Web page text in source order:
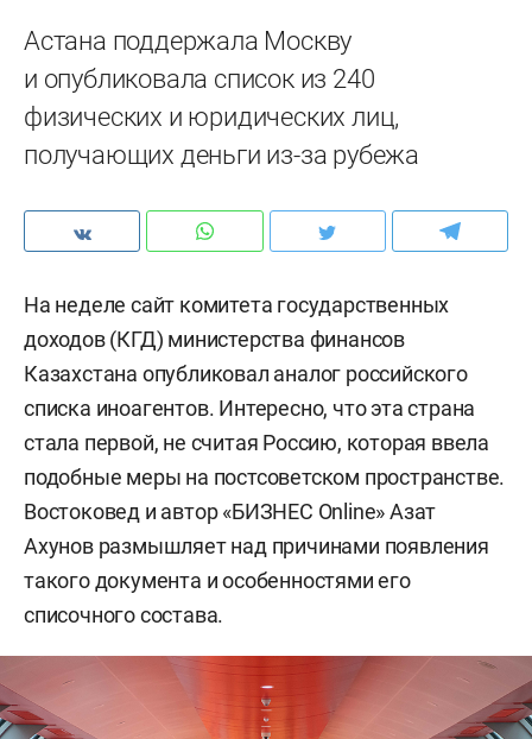
Астана поддержала Москву
и опубликовала список из 240
физических и юридических лиц,
получающих деньги из-за рубежа
На неделе сайт комитета государственных
доходов (КГД) министерства финансов
Казахстана опубликовал аналог российского
списка иноагентов. Интересно, что эта страна
стала первой, не считая Россию, которая ввела
подобные меры на постсоветском пространстве.
Востоковед и автор «БИЗНЕС Online» Азат
Ахунов размышляет над причинами появления
такого документа и особенностями его
списочного состава.